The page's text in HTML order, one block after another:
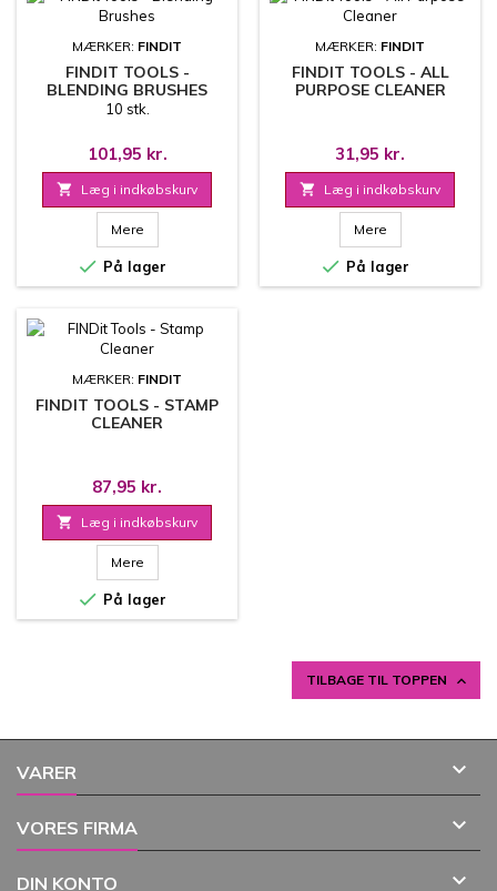
MÆRKER: FINDIT
FINDIT TOOLS -
BLENDING BRUSHES
10 stk.
101,95 kr.
 Læg i indkøbskurv
Mere
 På lager
MÆRKER: FINDIT
FINDIT TOOLS - ALL
PURPOSE CLEANER
31,95 kr.
 Læg i indkøbskurv
Mere
 På lager
MÆRKER: FINDIT
FINDIT TOOLS - STAMP
CLEANER
87,95 kr.
 Læg i indkøbskurv
Mere
 På lager
TILBAGE TIL TOPPEN 
VARER 
VORES FIRMA 
DIN KONTO 